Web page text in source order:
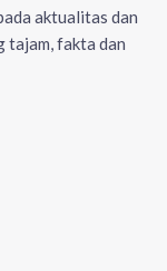
aktualitas dan
tajam, fakta dan